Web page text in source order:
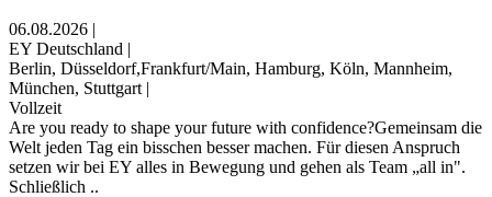
06.08.2026 |
EY Deutschland |
Berlin, Düsseldorf,Frankfurt/Main, Hamburg, Köln, Mannheim,
München, Stuttgart |
Vollzeit
Are you ready to shape your future with confidence?Gemeinsam die
Welt jeden Tag ein bisschen besser machen. Für diesen Anspruch
setzen wir bei EY alles in Bewegung und gehen als Team „all in".
Schließlich ..